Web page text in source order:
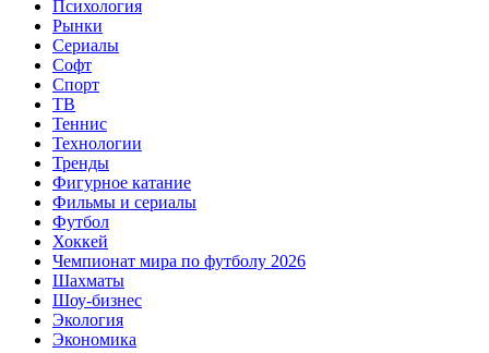
Психология
Рынки
Сериалы
Софт
Спорт
ТВ
Теннис
Технологии
Тренды
Фигурное катание
Фильмы и сериалы
Футбол
Хоккей
Чемпионат мира по футболу 2026
Шахматы
Шоу-бизнес
Экология
Экономика